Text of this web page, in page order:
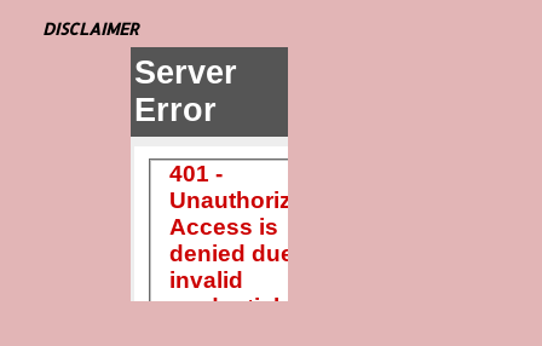
DISCLAIMER